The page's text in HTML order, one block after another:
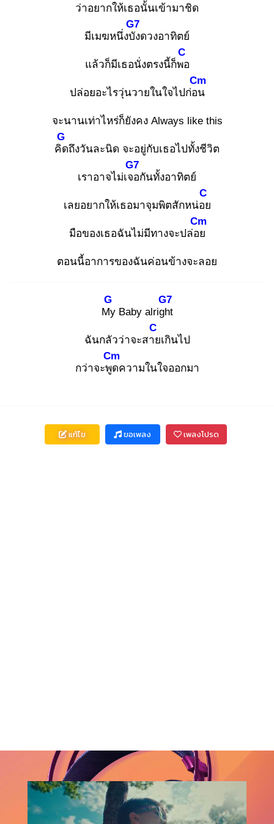
ว่าอยากให้เธอนั้นเข้ามาชิด
มีเมฆหนึ่งบัง
G7
ดวงอาทิตย์
แล้วก็มีเธอนั่งตรงนี้ก็พอ
C
ปล่อยอะไรวุ่นวายในใจไปก่อน
Cm
จะนานเท่าไหร่ก็ยังคง Always like this
คิด
G
ถึงวันละนิด จะอยู่กับเธอไปทั้งชีวิต
เราอาจไม่เจอ
G7
กันทั้งอาทิตย์
เลยอยากให้เธอมาจุมพิตสักหน่อย
C
มือของเธอฉันไม่มีทางจะปล่อย
Cm
ตอนนี้อาการของฉันค่อนข้างจะลอย
My
G
Baby alright
G7
ฉันกลัวว่าจะสาย
C
เกินไป
กว่าจะพูด
Cm
ความในใจออกมา
แก้ไข ขอเพลง เพลงโปรด